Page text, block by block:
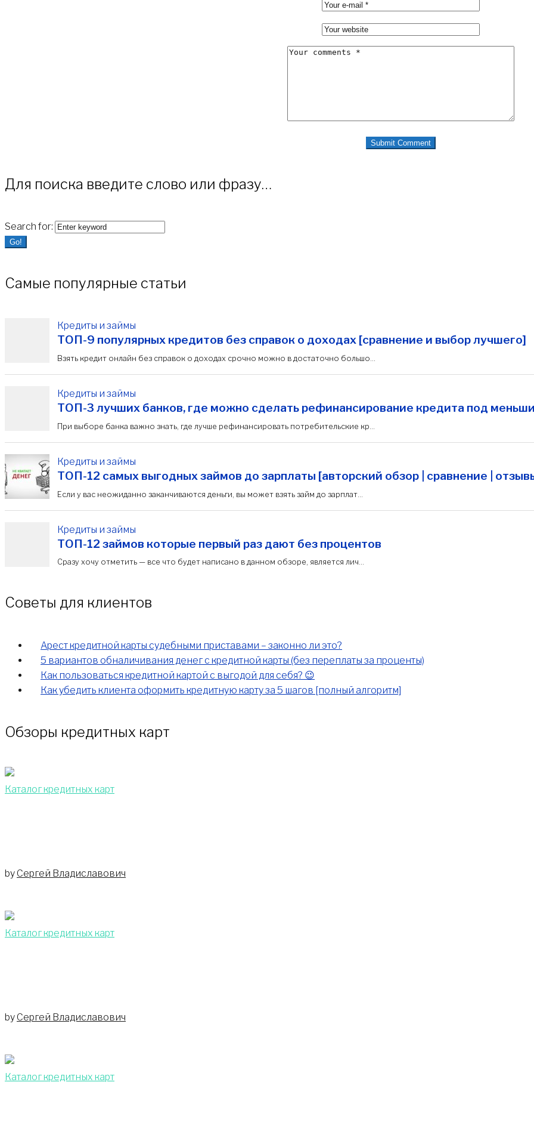
Для поиска введите слово или фразу…
Search for:
Go!
Самые популярные статьи
Кредиты и займы
ТОП-9 популярных кредитов без справок о доходах [сравнение и выбор лучшего]
Взять кредит онлайн без справок о доходах срочно можно в достаточно большо...
Кредиты и займы
ТОП-3 лучших банков, где можно сделать рефинансирование кредита под
При выборе банка важно знать, где лучше рефинансировать потребительские кр...
Кредиты и займы
ТОП-12 самых выгодных займов до зарплаты [авторский обзор | сравнение |
Если у вас неожиданно заканчиваются деньги, вы может взять займ до зарплат...
Кредиты и займы
ТОП-12 займов которые первый раз дают без процентов
Cразу хочу отметить — все что будет написано в данном обзоре, является лич...
Советы для клиентов
Арест кредитной карты судебными приставами – законно ли это?
5 вариантов обналичивания денег с кредитной карты (без переплаты за проценты)
Как пользоваться кредитной картой с выгодой для себя? 😉
Как убедить клиента оформить кредитную карту за 5 шагов [полный алгоритм]
Обзоры кредитных карт
Каталог кредитных карт
byСергей Владиславович
Каталог кредитных карт
byСергей Владиславович
Каталог кредитных карт